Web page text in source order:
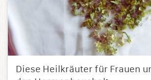
Diese Heilkräuter für Frauen